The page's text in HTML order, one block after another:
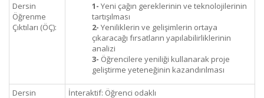
Dersin
Öğrenme
Çıktıları (ÖÇ):
1- Yeni çağın gereklerinin ve teknolojilerinin
tartışılması
2- Yeniliklerin ve gelişimlerin ortaya
çıkaracağı fırsatların yapılabilirliklerinin
analizi
3- Öğrencilere yeniliği kullanarak proje
geliştirme yeteneğinin kazandırılması
Dersin
İnteraktif: Öğrenci odaklı